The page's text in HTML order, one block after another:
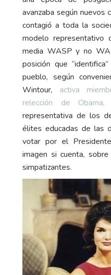
avanzaba según nuevos
contagió a toda la
modelo
media WASP y no
posición que
pueblo, según
Wintour, activa
relección de Obama,
representativa de los
élites educadas de las
votar por el
imagen si cuenta,
simpatizantes.